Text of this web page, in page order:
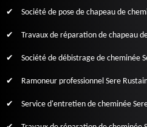
Société de pose de chapeau de
Travaux de réparation de chapeau
Société de débistrage de cheminée
Ramoneur professionnel Sere
Service d'entretien de cheminée